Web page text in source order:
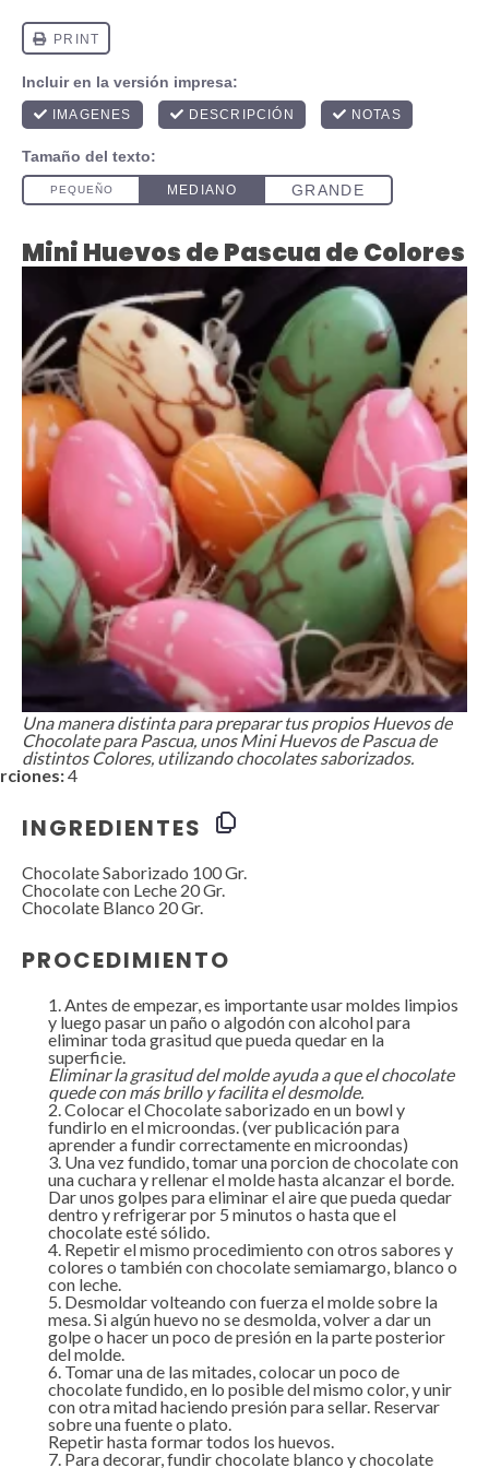
Mini Huevos de Pascua de Colores
Una manera distinta para preparar tus propios Huevos de
Chocolate para Pascua, unos Mini Huevos de Pascua de
distintos Colores, utilizando chocolates saborizados.
4
INGREDIENTES
Chocolate Saborizado 100Gr.
Chocolate con Leche 20 Gr.
Chocolate Blanco 20Gr.
PROCEDIMIENTO
Antes de empezar, es importante usar moldes limpios
y luego pasar un paño o algodón con alcohol para
eliminar toda grasitud que pueda quedar en la
superficie.
Eliminar la grasitud del molde ayuda a que el chocolate
quede con más brillo y facilita el desmolde.
Colocar el Chocolate saborizado en un bowl y
fundirlo en el microondas. (ver publicación para
aprender a fundir correctamente en microondas)
Una vez fundido, tomar una porcion de chocolate con
una cuchara y rellenar el molde hasta alcanzar el borde.
Dar unos golpes para eliminar el aire que pueda quedar
dentro y refrigerar por 5 minutos o hasta que el
chocolate esté sólido.
Repetir el mismo procedimiento con otros sabores y
colores o también con chocolate semiamargo, blanco o
con leche.
Desmoldar volteando con fuerza el molde sobre la
mesa. Si algún huevo no se desmolda, volver a dar un
golpe o hacer un poco de presión en la parte posterior
del molde.
Tomar una de las mitades, colocar un poco de
chocolate fundido, en lo posible del mismo color, y unir
con otra mitad haciendo presión para sellar. Reservar
sobre una fuente o plato.
Repetir hasta formar todos los huevos.
Para decorar, fundir chocolate blanco y chocolate